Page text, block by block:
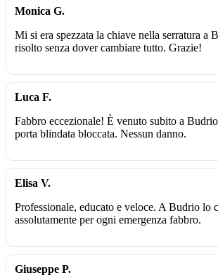
Monica G.
Mi si era spezzata la chiave nella serratura a
risolto senza dover cambiare tutto. Grazie!
Luca F.
Fabbro eccezionale! È venuto subito a
porta blindata bloccata. Nessun danno.
Elisa V.
Professionale, educato e veloce. A Budrio lo
assolutamente per ogni emergenza fabbro.
Giuseppe P.